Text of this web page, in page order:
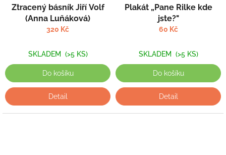
Ztracený básník Jiří Volf
(Anna Luňáková)
320 Kč
SKLADEM (>5 KS)
Do košíku
Detail
Plakát „Pane Rilke kde
jste?"
60 Kč
SKLADEM (>5 KS)
Do košíku
Detail